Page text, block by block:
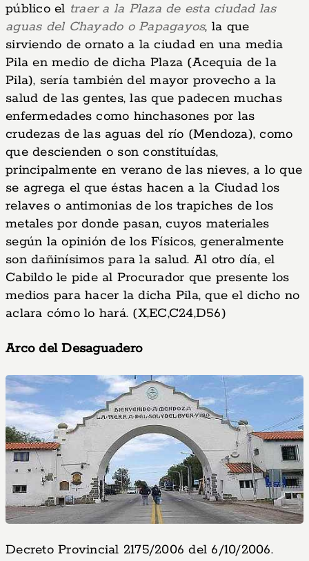
público el traer a la Plaza de esta ciudad las
aguas del Chayado o Papagayos, la que
sirviendo de ornato a la ciudad en una media
Pila en medio de dicha Plaza (Acequia de la
Pila), sería también del mayor provecho a la
salud de las gentes, las que padecen muchas
enfermedades como hinchasones por las
crudezas de las aguas del río (Mendoza), como
que descienden o son constituídas,
principalmente en verano de las nieves, a lo que
se agrega el que éstas hacen a la Ciudad los
relaves o antimonias de los trapiches de los
metales por donde pasan, cuyos materiales
según la opinión de los Físicos, generalmente
son dañinísimos para la salud. Al otro día, el
Cabildo le pide al Procurador que presente los
medios para hacer la dicha Pila, que el dicho no
aclara cómo lo hará. (X,EC,C24,D56)
Arco del Desaguadero
Decreto Provincial 2175/2006 del 6/10/2006.